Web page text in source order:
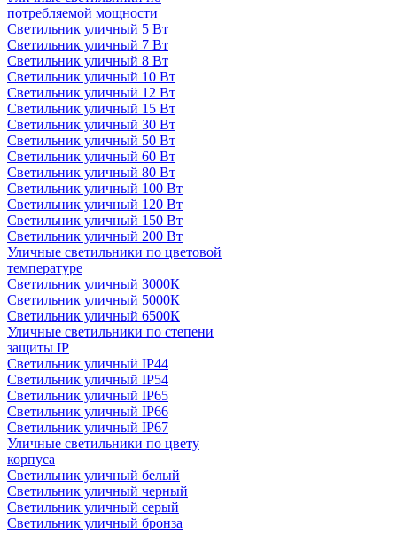
потребляемой мощности
Светильник уличный 5 Вт
Светильник уличный 7 Вт
Светильник уличный 8 Вт
Светильник уличный 10 Вт
Светильник уличный 12 Вт
Светильник уличный 15 Вт
Светильник уличный 30 Вт
Светильник уличный 50 Вт
Светильник уличный 60 Вт
Светильник уличный 80 Вт
Светильник уличный 100 Вт
Светильник уличный 120 Вт
Светильник уличный 150 Вт
Светильник уличный 200 Вт
Уличные светильники по цветовой
температуре
Cветильник уличный 3000К
Cветильник уличный 5000К
Cветильник уличный 6500К
Уличные светильники по степени
защиты IP
Светильник уличный IP44
Светильник уличный IP54
Светильник уличный IP65
Светильник уличный IP66
Светильник уличный IP67
Уличные светильники по цвету
корпуса
Светильник уличный белый
Светильник уличный черный
Светильник уличный серый
Светильник уличный бронза